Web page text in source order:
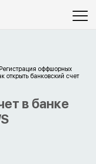
оффшорных
открыть банковский счет
в банке